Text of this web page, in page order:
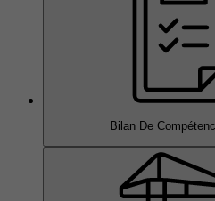
Bilan De